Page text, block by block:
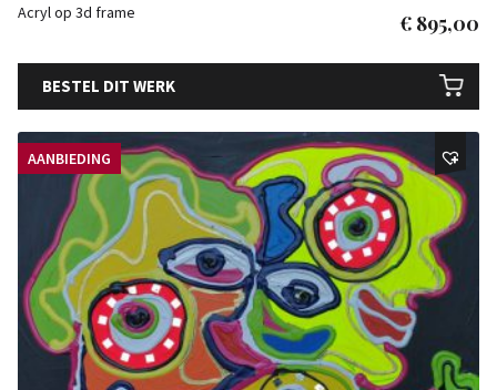
Acryl op 3d frame
€ 895,00
BESTEL DIT WERK
AANBIEDING